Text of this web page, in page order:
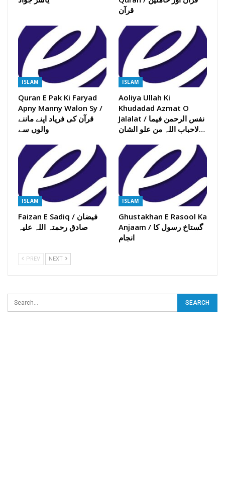
قرآن
ISLAM
Quran E Pak Ki Faryad
Apny Manny Walon Sy /
قرآن کی فریاد اپنے ماننے
والوں سے
ISLAM
Aoliya Ullah Ki
Khudadad Azmat O
Jalalat / نفس الرحمن فیما
لاحباب اللہ من علو الشان…
ISLAM
Faizan E Sadiq / فیضان
صادق رحمتہ اللہ علیہ
ISLAM
Ghustakhan E Rasool Ka
Anjaam / گستاخ رسول کا
انجام
PREV NEXT